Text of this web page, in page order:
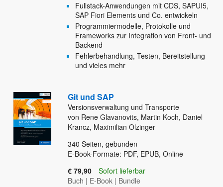
Fullstack-Anwendungen mit CDS, SAPUI5,
SAP Fiori Elements und Co. entwickeln
Programmiermodelle, Protokolle und
Frameworks zur Integration von Front- und
Backend
Fehlerbehandlung, Testen, Bereitstellung
und vieles mehr
Git und SAP
Versionsverwaltung und Transporte
von Rene Glavanovits, Martin Koch, Daniel
Krancz, Maximilian Olzinger
340 Seiten, gebunden
E-Book-Formate: PDF, EPUB, Online
€ 79,90
Sofort lieferbar
Buch | E-Book | Bundle